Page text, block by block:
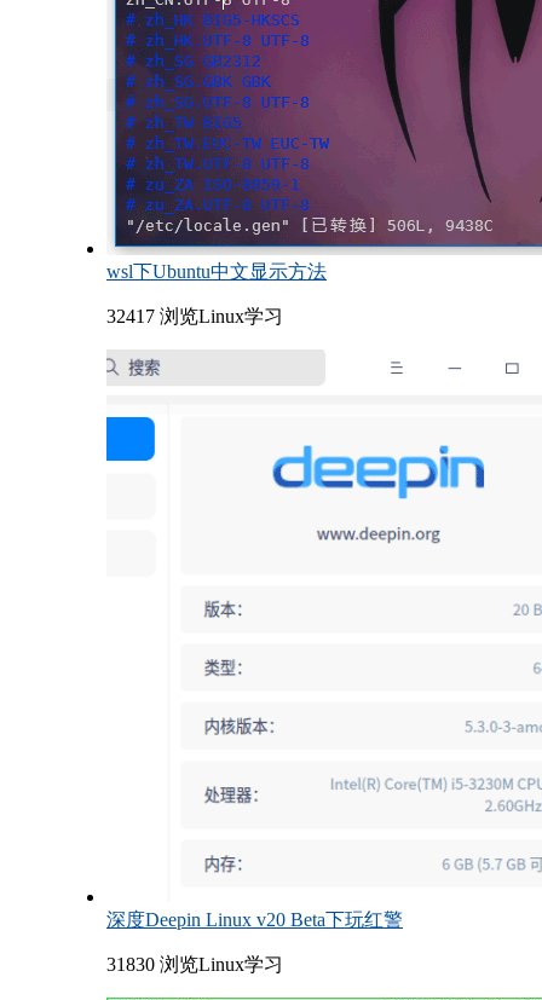
wsl下Ubuntu中文显示方法
32417 浏览Linux学习
深度Deepin Linux v20 Beta下玩红警
31830 浏览Linux学习